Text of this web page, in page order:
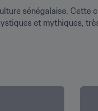
sénégalaise. Cette
et mythiques,